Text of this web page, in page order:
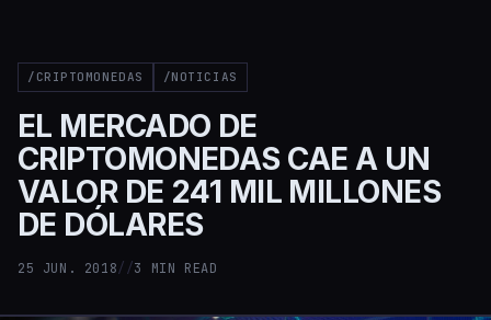
/CRIPTOMONEDAS /NOTICIAS
EL MERCADO DE
CRIPTOMONEDAS CAE A UN
VALOR DE 241 MIL MILLONES
DE DÓLARES
25 JUN. 2018//3 MIN READ